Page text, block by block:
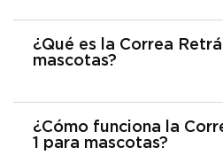
¿Qué es la Correa
mascotas?
¿Cómo funciona la
1 para mascotas?